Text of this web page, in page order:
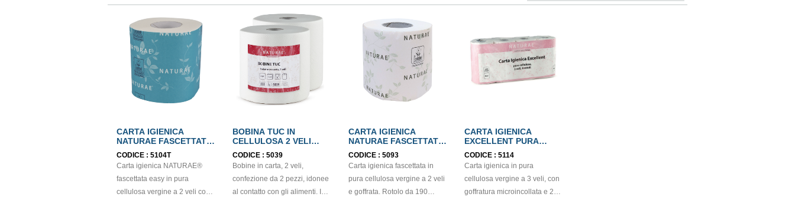
CARTA IGIENICA
NATURAE FASCETTATA
EASY PURA
CELLULOSA 2 VELI
ECOLABEL
CODICE : 5104T
Carta igienica NATURAE®
fascettata easy in pura
cellulosa vergine a 2 veli con
BOBINA TUC IN
CELLULOSA 2 VELI
ECOLABEL
CODICE : 5039
Bobine in carta, 2 veli,
confezione da 2 pezzi, idonee
al contatto con gli alimenti. In
CARTA IGIENICA
NATURAE FASCETTATA
PURA CELLULOSA 2
VELI ECOLABEL
CODICE : 5093
Carta igienica fascettata in
pura cellulosa vergine a 2 veli
e goffrata. Rotolo da 190
CARTA IGIENICA
EXCELLENT PURA
CELLULOSA 3 VELI
ECOLABEL
CODICE : 5114
Carta igienica in pura
cellulosa vergine a 3 veli, con
goffratura microincollata e 250